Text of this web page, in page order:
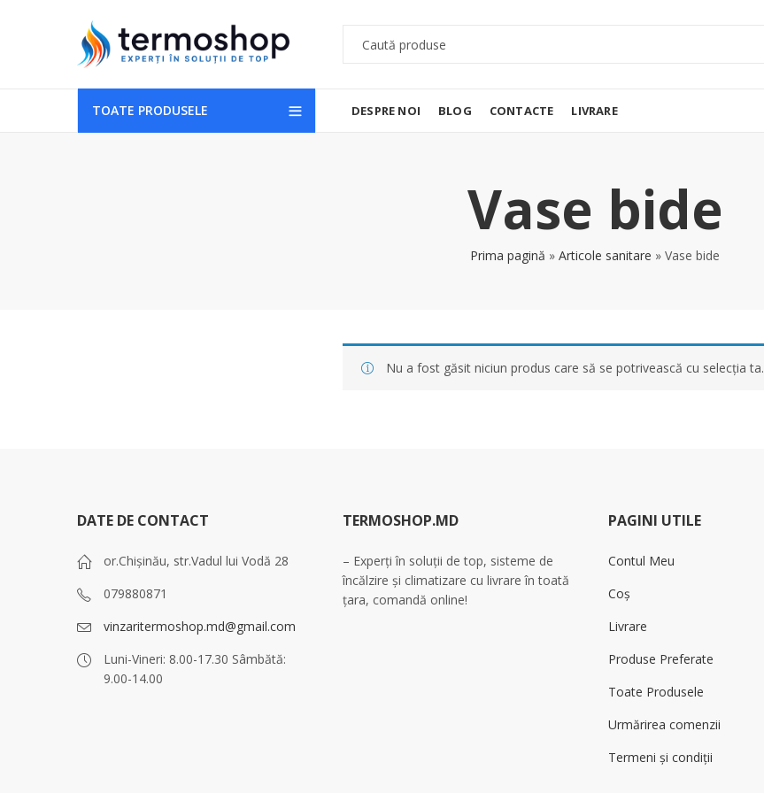
TOATE PRODUSELE DESPRE NOI BLOG CONTACTE LIVRARE
Vase bide
Prima pagină » Articole sanitare » Vase bide
Nu a fost găsit niciun produs care să se potrivească cu selecția ta.
DATE DE CONTACT
or.Chișinău, str.Vadul lui Vodă 28
079880871
vinzaritermoshop.md@gmail.com
Luni-Vineri: 8.00-17.30 Sâmbătă:
9.00-14.00
TERMOSHOP.MD
– Experți în soluții de top, sisteme de
încălzire și climatizare cu livrare în toată
țara, comandă online!
PAGINI UTILE
Contul Meu
Coș
Livrare
Produse Preferate
Toate Produsele
Urmărirea comenzii
Termeni și condiții